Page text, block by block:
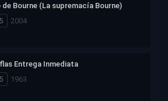
de Bourne (La supremacía Bourne)
2004
Entrega Inmediata
1963